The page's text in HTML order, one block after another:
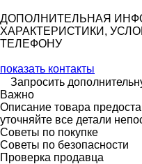
ДОПОЛНИТЕЛЬНАЯ
ХАРАКТЕРИСТИКИ,
ТЕЛЕФОНУ
показать контакты
Запросить
Важно
Описание товара
уточняйте все детали
Советы по покупке
Советы по безопасности
Проверка продавца